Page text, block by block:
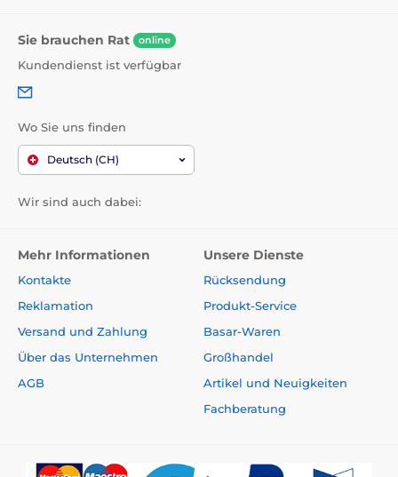
Sie brauchen Rat online
Kundendienst ist verfügbar
Wo Sie uns finden
Deutsch (CH)
Wir sind auch dabei:
Mehr Informationen
Kontakte
Reklamation
Versand und Zahlung
Über das Unternehmen
AGB
Unsere Dienste
Rücksendung
Produkt-Service
Basar-Waren
Großhandel
Artikel und Neuigkeiten
Fachberatung